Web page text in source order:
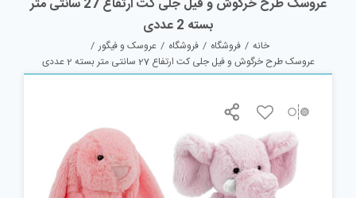
بسته 2 عددی
خانه / فروشگاه / فروشگاه / عروسک و فیگور /
عروسک طرح خرگوش و فیل جلی کت ارتفاع 27 سانتی متر بسته 2 عددی